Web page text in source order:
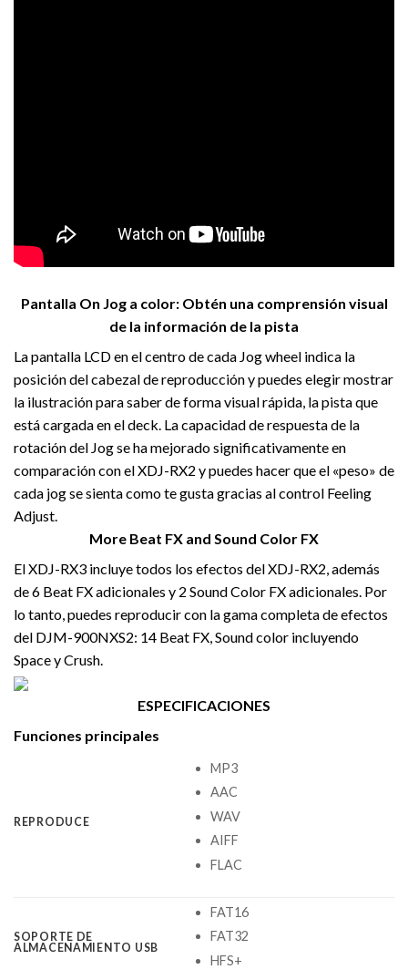
Pantalla On Jog a color: Obtén una comprensión visual
de la información de la pista
La pantalla LCD en el centro de cada Jog wheel indica la
posición del cabezal de reproducción y puedes elegir mostrar
la ilustración para saber de forma visual rápida, la pista que
está cargada en el deck. La capacidad de respuesta de la
rotación del Jog se ha mejorado significativamente en
comparación con el XDJ-RX2 y puedes hacer que el «peso» de
cada jog se sienta como te gusta gracias al control Feeling
Adjust.
More Beat FX and Sound Color FX
El XDJ-RX3 incluye todos los efectos del XDJ-RX2, además
de 6 Beat FX adicionales y 2 Sound Color FX adicionales. Por
lo tanto, puedes reproducir con la gama completa de efectos
del DJM-900NXS2: 14 Beat FX, Sound color incluyendo
Space y Crush.
ESPECIFICACIONES
Funciones principales
REPRODUCE
MP3
AAC
WAV
AIFF
FLAC
SOPORTE DE
ALMACENAMIENTO USB
FAT16
FAT32
HFS+